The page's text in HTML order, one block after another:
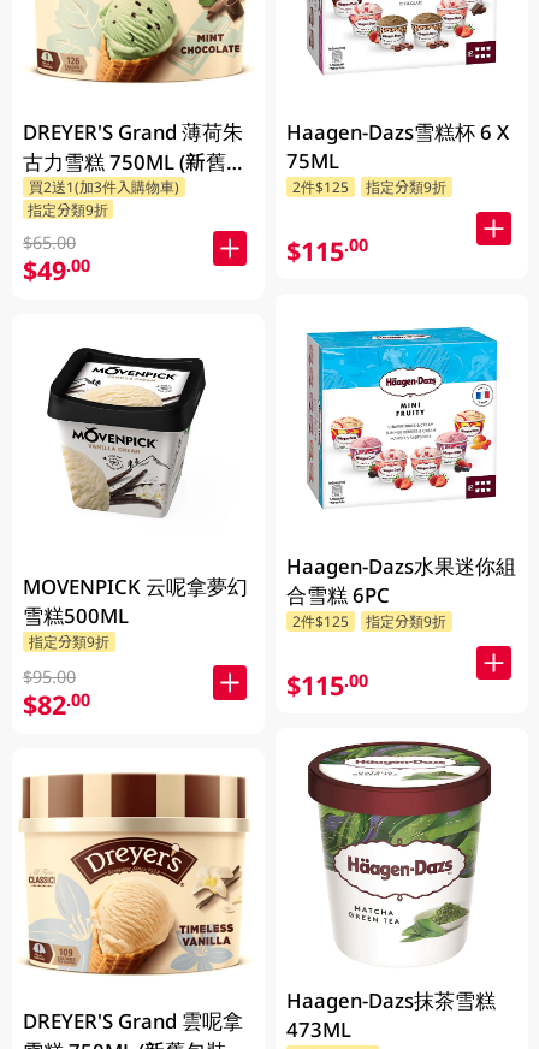
DREYER'S Grand 薄荷朱
古力雪糕 750ML (新舊包
裝隨機發貨)
買2送1(加3件入購物車)
指定分類9折
$65.00
$49.00
MOVENPICK 云呢拿夢幻
雪糕500ML
指定分類9折
$95.00
$82.00
DREYER'S Grand 雲呢拿
Haagen-Dazs雪糕杯 6 X
75ML
2件$125 指定分類9折
$115.00
Haagen-Dazs水果迷你組
合雪糕 6PC
2件$125 指定分類9折
$115.00
Haagen-Dazs抹茶雪糕
473ML